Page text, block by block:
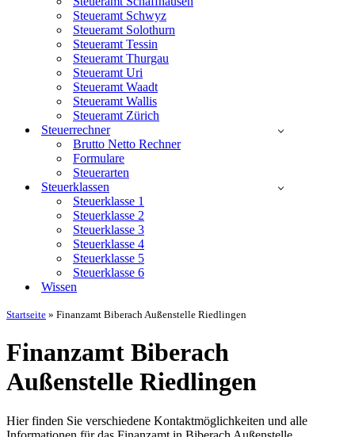
Steueramt Schwyz
Steueramt Solothurn
Steueramt Tessin
Steueramt Thurgau
Steueramt Uri
Steueramt Waadt
Steueramt Wallis
Steueramt Zürich
Steuerrechner
Brutto Netto Rechner
Formulare
Steuerarten
Steuerklassen
Steuerklasse 1
Steuerklasse 2
Steuerklasse 3
Steuerklasse 4
Steuerklasse 5
Steuerklasse 6
Wissen
Startseite » Finanzamt Biberach Außenstelle Riedlingen
Finanzamt Biberach
Außenstelle Riedlingen
Hier finden Sie verschiedene Kontaktmöglichkeiten und alle